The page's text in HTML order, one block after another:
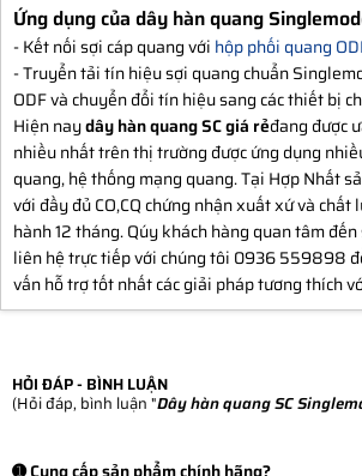
Ứng dụng của dây hàn quang
- Kết nối sợi cáp quang với hộp phối quang
- Truyển tải tín hiệu sợi quang chuẩn
ODF và chuyển đổi tín hiệu sang các thiết bị
Hiện naydây hàn quang SC giá rẻđang được
nhiều nhất trên thị trường được ứng dụng
quang, hệ thống mạng quang. Tại Hợp Nhất
với đầy đủ CO,CQ chứng nhận xuất xứ và chất
hành 12 tháng. Qúy khách hàng quan tâm
liên hệ trực tiếp với chúng tôi 0936 559898
vấn hỗ trợ tốt nhất các giải pháp tương thích
HỎI ĐÁP - BÌNH LUẬN
(Hỏi đáp, bình luận "Dây hàn quang SC